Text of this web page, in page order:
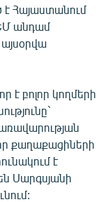
է Հայաստանում
անդամ
այսօրվա
է բոլոր կողմերի
քաղաքացիների
է
Սարգսյանի